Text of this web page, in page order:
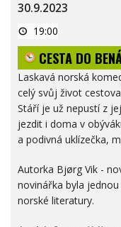
30.9.2023
CESTA
DO
BENÁTEK
19:00
CESTA DO
Laskavá norská
celý svůj život
Stáří je už nepustí z
jezdit i doma v
a podivná uklízečka,
Autorka Bjørg Vik -
novinářka byla
norské literatury.